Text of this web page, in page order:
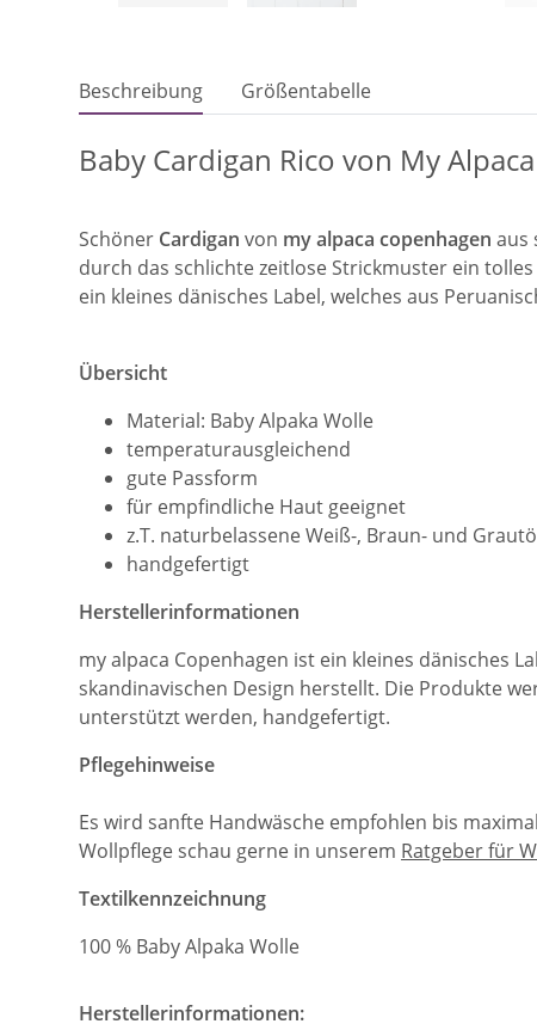
Beschreibung Größentabelle
Baby Cardigan Rico von My
Schöner Cardigan von my alpaca copenhagen aus
durch das schlichte zeitlose Strickmuster ein
ein kleines dänisches Label, welches aus
Übersicht
Material: Baby Alpaka Wolle
temperaturausgleichend
gute Passform
für empfindliche Haut geeignet
z.T. naturbelassene Weiß-, Braun- und
handgefertigt
Herstellerinformationen
my alpaca Copenhagen ist ein kleines dänisches
skandinavischen Design herstellt. Die Produkte
unterstützt werden, handgefertigt.
Pflegehinweise
Es wird sanfte Handwäsche empfohlen bis
Wollpflege schau gerne in unserem Ratgeber für
Textilkennzeichnung
100 % Baby Alpaka Wolle
Herstellerinformationen: